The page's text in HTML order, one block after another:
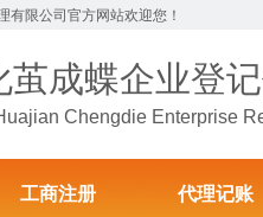
有限公司官方网站欢迎您！
茧成蝶企业登
Chengdie Enterprise
工商注册 代理记账